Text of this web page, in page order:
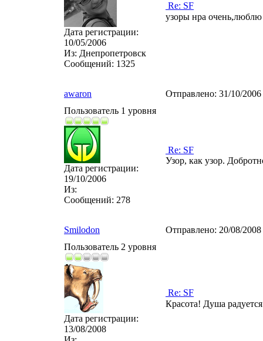
Дата регистрации:
10/05/2006
Из: Днепропетровск
Сообщений: 1325
Re: SF
узоры нра
awaron Отправлено: 31/10/
Пользователь 1 уровня
Дата регистрации:
19/10/2006
Из:
Сообщений: 278
Re: SF
Узор, как узор.
Smilodon Отправлено: 20/08/
Пользователь 2 уровня
Дата регистрации:
13/08/2008
Re: SF
Красота! Душа